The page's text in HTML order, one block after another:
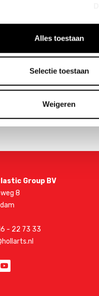
Alles toestaan
Selectie toestaan
Weigeren
Group BV
8
- 22 73 33